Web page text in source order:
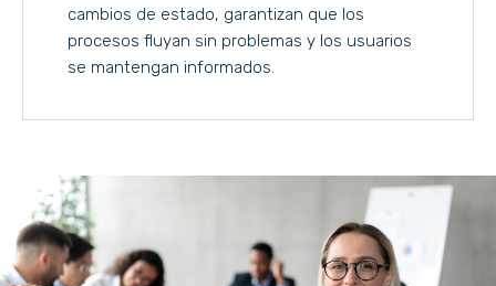
cambios de estado, garantizan que los
procesos fluyan sin problemas y los usuarios
se mantengan informados.